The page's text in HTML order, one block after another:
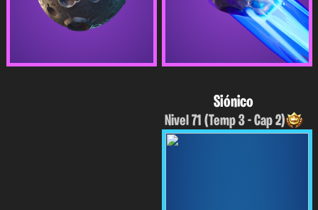
Siónico
Nivel 71 (Temp 3 - Cap 2)